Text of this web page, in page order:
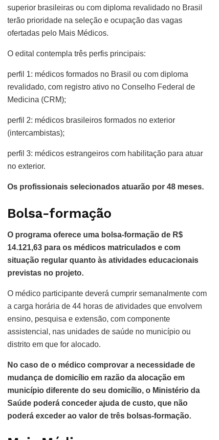
superior brasileiras ou com diploma revalidado no Brasil
terão prioridade na seleção e ocupação das vagas
ofertadas pelo Mais Médicos.
O edital contempla três perfis principais:
perfil 1: médicos formados no Brasil ou com diploma
revalidado, com registro ativo no Conselho Federal de
Medicina (CRM);
perfil 2: médicos brasileiros formados no exterior
(intercambistas);
perfil 3: médicos estrangeiros com habilitação para atuar
no exterior.
Os profissionais selecionados atuarão por 48 meses.
Bolsa-formação
O programa oferece uma bolsa-formação de R$
14.121,63 para os médicos matriculados e com
situação regular quanto às atividades educacionais
previstas no projeto.
O médico participante deverá cumprir semanalmente com
a carga horária de 44 horas de atividades que envolvem
ensino, pesquisa e extensão, com componente
assistencial, nas unidades de saúde no município ou
distrito em que for alocado.
No caso de o médico comprovar a necessidade de
mudança de domicílio em razão da alocação em
município diferente do seu domicílio, o Ministério da
Saúde poderá conceder ajuda de custo, que não
poderá exceder ao valor de três bolsas-formação.